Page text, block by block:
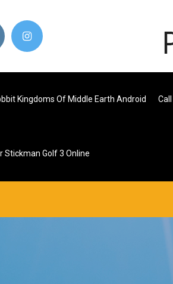
Kingdoms Of Middle Earth Android
Stickman Golf 3 Online